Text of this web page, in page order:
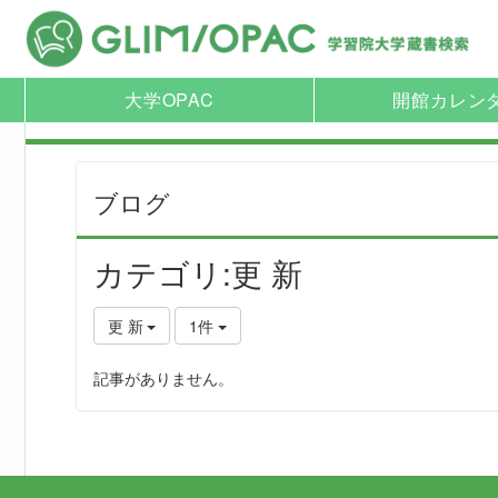
大学OPAC 開館カレン
ブログ
カテゴリ:更 新
更 新 1件
記事がありません。